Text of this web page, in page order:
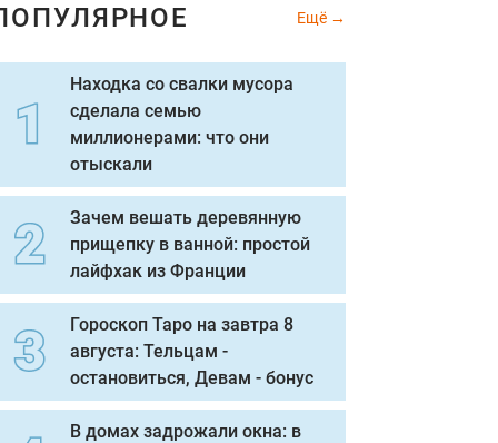
Ещё
Находка со свалки мусора
сделала семью
миллионерами: что они
отыскали
Зачем вешать деревянную
прищепку в ванной: простой
лайфхак из Франции
Гороскоп Таро на завтра 8
августа: Тельцам -
остановиться, Девам - бонус
В домах задрожали окна: в